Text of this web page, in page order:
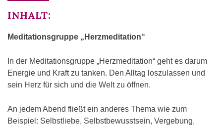
INHALT:
Meditationsgruppe „Herzmeditation“
In der Meditationsgruppe „Herzmeditation“ geht es darum
Energie und Kraft zu tanken. Den Alltag loszulassen und
sein Herz für sich und die Welt zu öffnen.
An jedem Abend fließt ein anderes Thema wie zum
Beispiel: Selbstliebe, Selbstbewusstsein, Vergebung,